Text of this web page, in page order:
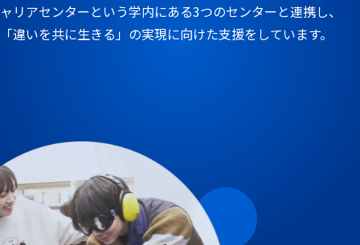
ャリアセンターという学内にある3つのセンターと連携し、
「違いを共に生きる」の実現に向けた支援をしています。